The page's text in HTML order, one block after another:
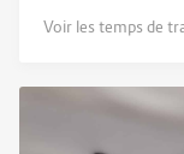
Voir les temps de